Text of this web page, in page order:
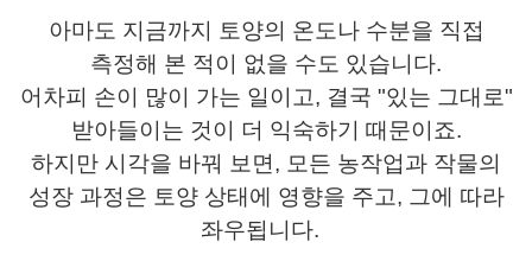
아마도 지금까지 토양의 온도나 수분을 직접
측정해 본 적이 없을 수도 있습니다.
어차피 손이 많이 가는 일이고, 결국 "있는 그대로"
받아들이는 것이 더 익숙하기 때문이죠.
하지만 시각을 바꿔 보면, 모든 농작업과 작물의
성장 과정은 토양 상태에 영향을 주고, 그에 따라
좌우됩니다.